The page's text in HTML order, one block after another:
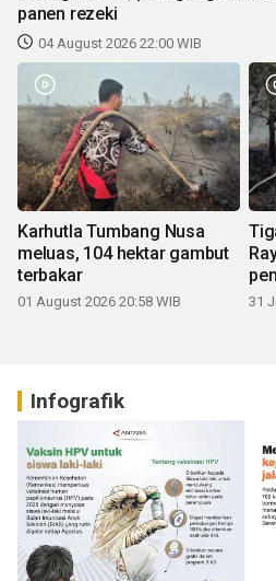
panen rezeki
04 August 2026 22:00 WIB
Karhutla Tumbang Nusa
meluas, 104 hektar gambut
terbakar
01 August 2026 20:58 WIB 31
Infografik